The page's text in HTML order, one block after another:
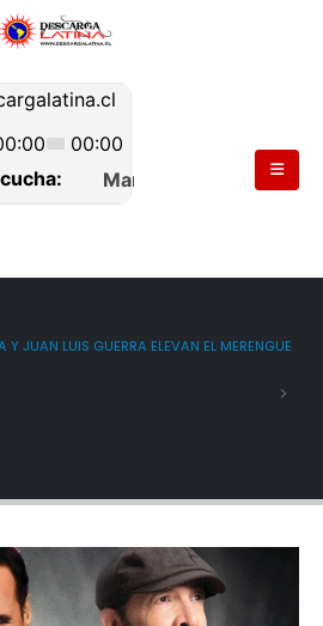
JUAN LUIS GUERRA ELEVAN EL MERENGUE